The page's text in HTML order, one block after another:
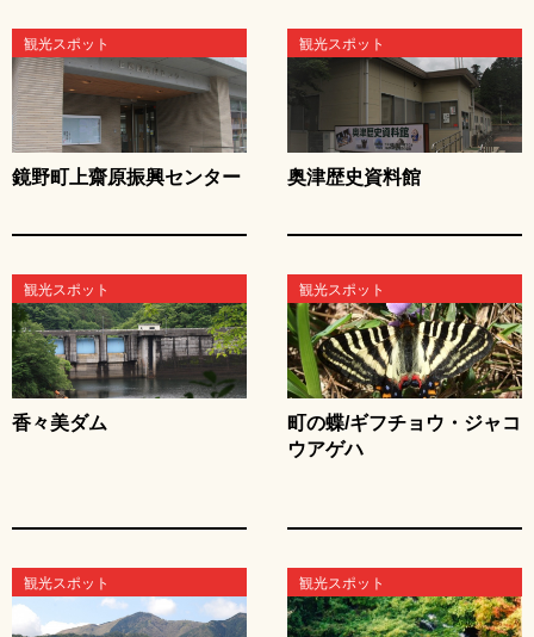
観光スポット
鏡野町上齋原振興センター
観光スポット
奥津歴史資料館
観光スポット
香々美ダム
観光スポット
町の蝶/ギフチョウ・ジャコ
ウアゲハ
観光スポット 観光スポット